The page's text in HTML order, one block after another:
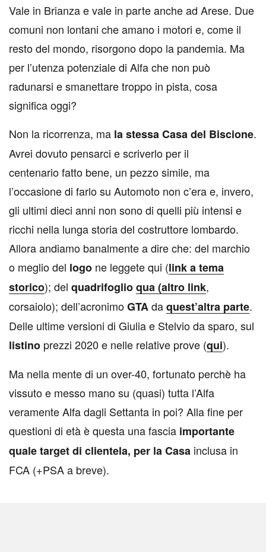
Vale in Brianza e vale in parte anche ad Arese. Due
comuni non lontani che amano i motori e, come il
resto del mondo, risorgono dopo la pandemia. Ma
per l’utenza potenziale di Alfa che non può
radunarsi e smanettare troppo in pista, cosa
significa oggi?
Non la ricorrenza, ma la stessa Casa del Biscione.
Avrei dovuto pensarci e scriverlo per il
centenario fatto bene, un pezzo simile, ma
l’occasione di farlo su Automoto non c’era e, invero,
gli ultimi dieci anni non sono di quelli più intensi e
ricchi nella lunga storia del costruttore lombardo.
Allora andiamo banalmente a dire che: del marchio
o meglio del logo ne leggete qui (link a tema
storico); del quadrifoglioqua (altro link,
corsaiolo); dell’acronimoGTAdaquest’altra parte.
Delle ultime versioni di Giulia e Stelvio da sparo, sul
listino prezzi 2020 e nelle relative prove (qui).
Ma nella mente di un over-40, fortunato perchè ha
vissuto e messo mano su (quasi) tutta l’Alfa
veramente Alfa dagli Settanta in poi? Alla fine per
questioni di età è questa una fascia importante
quale target di clientela, per la Casa inclusa in
FCA (+PSA a breve).